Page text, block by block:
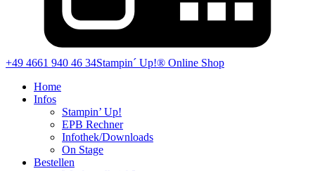
+49 4661 940 46 34Stampin´ Up!® Online Shop
Home
Infos
Stampin’ Up!
EPB Rechner
Infothek/Downloads
On Stage
Bestellen